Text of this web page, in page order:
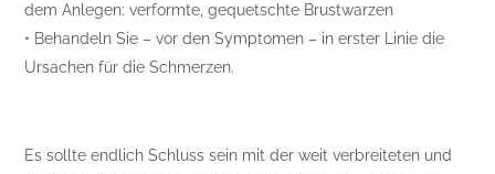
dem Anlegen: verformte, gequetschte Brustwarzen
• Behandeln Sie – vor den Symptomen – in erster Linie die
Ursachen für die Schmerzen.
Es sollte endlich Schluss sein mit der weit verbreiteten und